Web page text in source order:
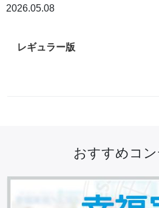
2026.05.08
レギュラー版
おすすめコ